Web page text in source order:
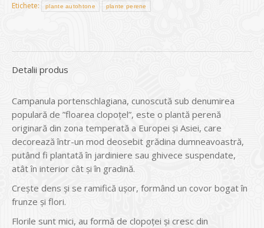
Etichete:
plante autohtone plante perene
Detalii produs
Campanula portenschlagiana, cunoscută sub denumirea
populară de ”floarea clopoțel”, este o plantă perenă
originară din zona temperată a Europei și Asiei, care
decorează într-un mod deosebit grădina dumneavoastră,
putând fi plantată în jardiniere sau ghivece suspendate,
atât în interior cât și în gradină.
Crește dens și se ramifică ușor, formând un covor bogat în
frunze și flori.
Florile sunt mici, au formă de clopoței și cresc din